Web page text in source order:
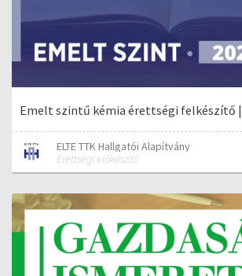
Emelt szintű kémia érettségi felkészítő |
ELTE TTK Hallgatói Alapítvány
Érettségi előkészítő